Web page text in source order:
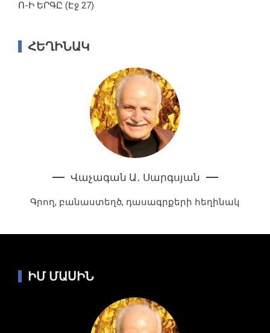
Ո-Ի ԵՐԳԸ (Էջ 27)
ՀԵՂԻՆԱԿ
Վաչագան Ա․ Սարգսյան
Գրող, բանաստեղծ, դասագրքերի հեղինակ
ԻՄ ՄԱՍԻՆ